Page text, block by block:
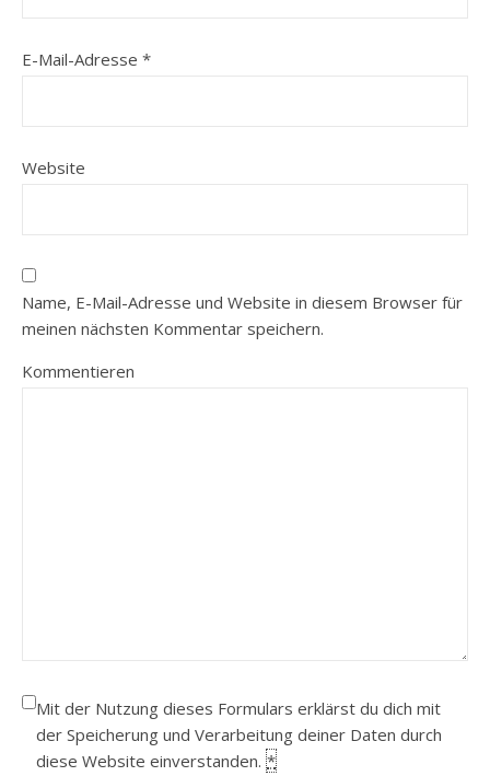
E-Mail-Adresse *
Website
Name, E-Mail-Adresse und Website in diesem Browser für
meinen nächsten Kommentar speichern.
Kommentieren
Mit der Nutzung dieses Formulars erklärst du dich mit
der Speicherung und Verarbeitung deiner Daten durch
diese Website einverstanden. *